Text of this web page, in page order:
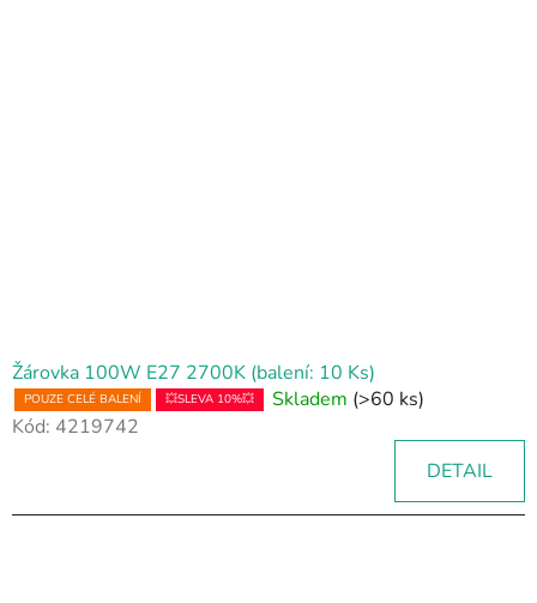
Žárovka 100W E27 2700K (balení: 10 Ks)
POUZE CELÉ BALENÍ 💥SLEVA 10%💥 Skladem (>60 ks)
Kód: 4219742
DETAIL